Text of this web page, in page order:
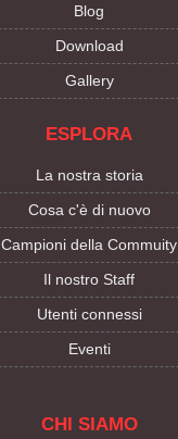
Blog
Download
Gallery
ESPLORA
La nostra storia
Cosa c'è di nuovo
Campioni della Commuity
Il nostro Staff
Utenti connessi
Eventi
CHI SIAMO